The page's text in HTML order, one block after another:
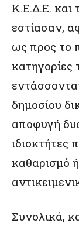
Κ.Ε.Δ.Ε. και
εστίασαν,
ως προς το
δημοσίου
αποφυγή
ιδιοκτήτες
καθαρισμό
Συνολικά,